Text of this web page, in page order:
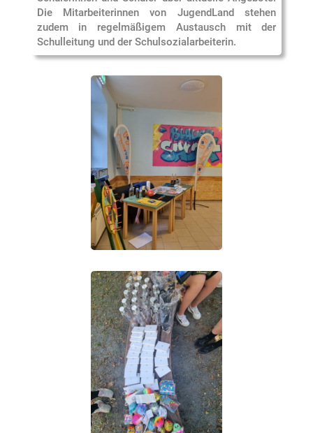
Die Mitarbeiterinnen von JugendLand stehen
zudem in regelmäßigem Austausch mit der
Schulleitung und der Schulsozialarbeiterin.